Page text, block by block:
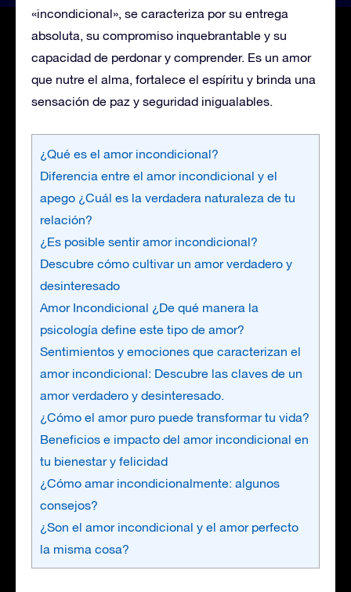
«incondicional», se caracteriza por su entrega
absoluta, su compromiso inquebrantable y su
capacidad de perdonar y comprender. Es un amor
que nutre el alma, fortalece el espíritu y brinda una
sensación de paz y seguridad inigualables.
¿Qué es el amor incondicional?
Diferencia entre el amor incondicional y el
apego ¿Cuál es la verdadera naturaleza de tu
relación?
¿Es posible sentir amor incondicional?
Descubre cómo cultivar un amor verdadero y
desinteresado
Amor Incondicional ¿De qué manera la
psicología define este tipo de amor?
Sentimientos y emociones que caracterizan el
amor incondicional: Descubre las claves de un
amor verdadero y desinteresado.
¿Cómo el amor puro puede transformar tu vida?
Beneficios e impacto del amor incondicional en
tu bienestar y felicidad
¿Cómo amar incondicionalmente: algunos
consejos?
¿Son el amor incondicional y el amor perfecto
la misma cosa?